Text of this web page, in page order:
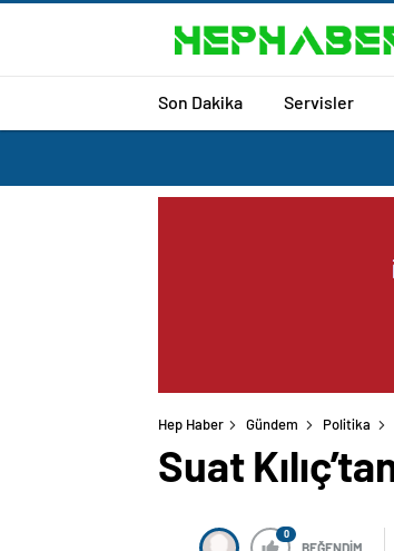
Son Dakika Servisler
Hep Haber Gündem Politika
Suat
0